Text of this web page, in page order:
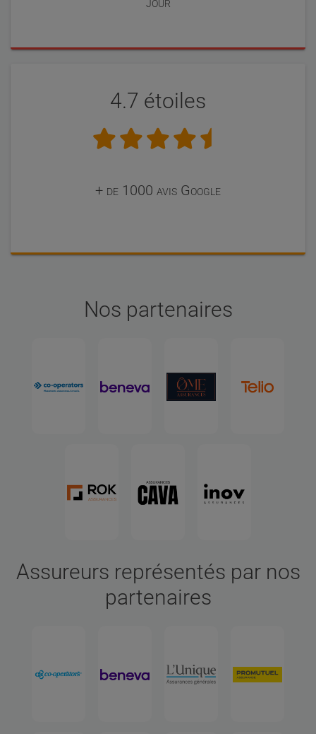
4.7 étoiles
+ de 1000 avis Google
Nos partenaires
Assureurs représentés par nos
partenaires